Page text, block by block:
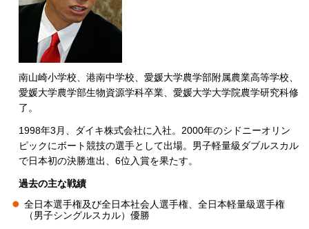
南山崎小学校、港南中学校、愛媛大学農学部附属農業高等学校、
愛媛大学農学部生物資源学科卒業、愛媛大学大学院農学研究科修
了。
1998年3月、ダイキ株式会社に入社。2000年のシドニーオリン
ピックにボート競技の選手として出場。男子軽量級ダブルスカル
で日本初の決勝進出、6位入賞を果たす。
過去の主な戦績
全日本選手権及び全日本社会人選手権、全日本軽量級選手権
（男子シングルスカル）優勝